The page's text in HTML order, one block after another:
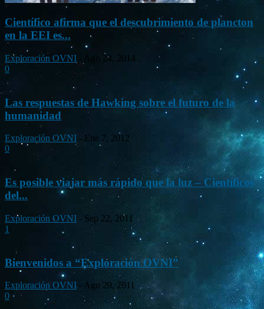
Científico afirma que el descubrimiento de plancton
en la EEI es...
Exploración OVNI
Ago 24, 2014
0
Las respuestas de Hawking sobre el futuro de la
humanidad
Exploración OVNI - Ene 7, 2012
0
Es posible viajar más rápido que la luz – Científicos
del...
Exploración OVNI - Sep 22, 2011
1
Bienvenidos a “Exploración OVNI”
Exploración OVNI - Ago 29, 2011
0